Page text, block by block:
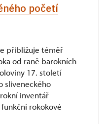
početí
přibližuje téměř
od raně barokních
17. století
sliveneckého
inventář
rokokové